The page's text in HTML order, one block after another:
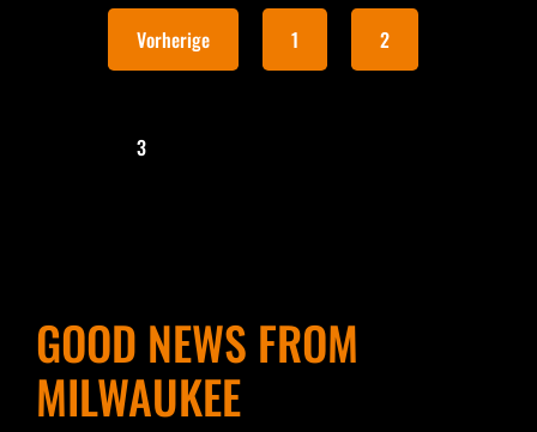
Vorherige 1 2
3
GOOD NEWS FROM
MILWAUKEE